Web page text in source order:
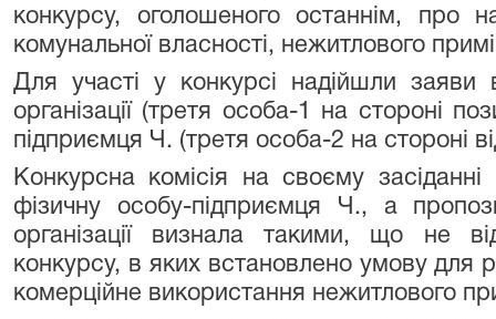
конкурсу, оголошеного останнім, про
комунальної власності, нежитлового
Для участі у конкурсі надійшли заяви
організації (третя особа-1 на стороні
підприємця Ч. (третя особа-2 на стороні
Конкурсна комісія на своєму
фізичну особу-підприємця Ч., а
організації визнала такими, що не
конкурсу, в яких встановлено умову для
комерційне використання нежитлового